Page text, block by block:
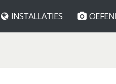
INSTALLATIES